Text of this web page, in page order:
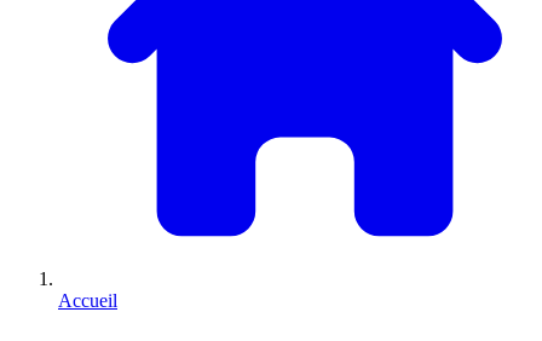
Accueil